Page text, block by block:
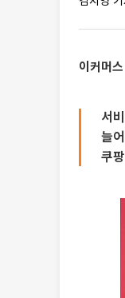
이커머
서
늘
쿠